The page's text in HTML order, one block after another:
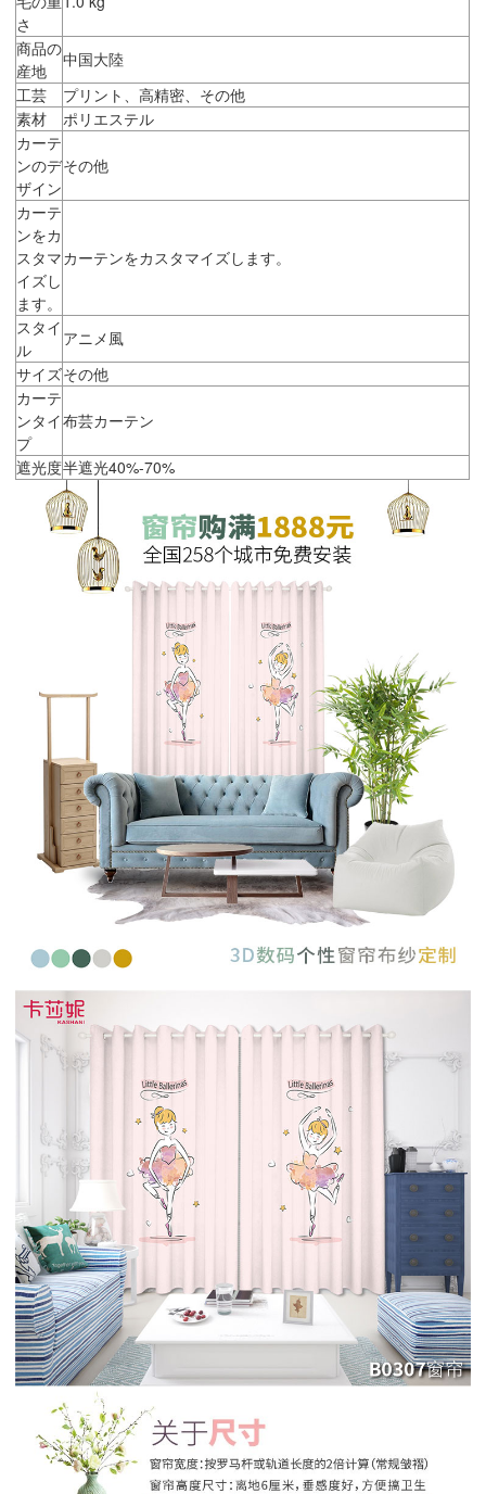
さ
商品の
産地
中国大陸
工芸
プリント、高精密、その他
素材
ポリエステル
カーテ
ンのデ
ザイン
その他
カーテ
ンをカ
スタマ
イズし
ます。
カーテンをカスタマイズします。
スタイ
ル
アニメ風
サイズその他
カーテ
ンタイ
プ
布芸カーテン
遮光度半遮光40%-70%